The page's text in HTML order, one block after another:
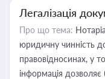
Легалізація
Про що тема:
юридичну чинність
правовідносинах, у
інформація